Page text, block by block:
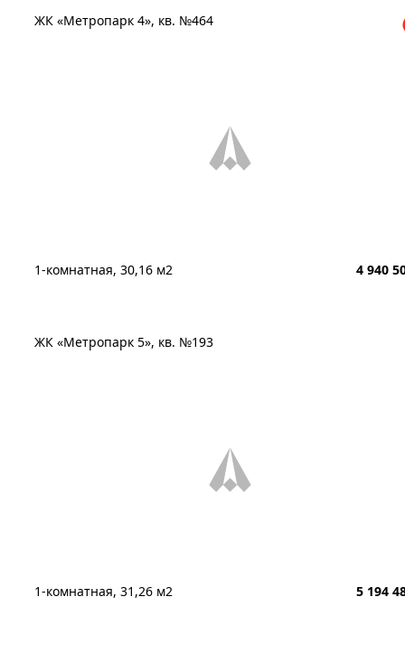
ЖК «Метропарк 4», кв. №464
1-комнатная, 30,16 м2 4 940
ЖК «Метропарк 5», кв. №193
1-комнатная, 31,26 м2 5 194